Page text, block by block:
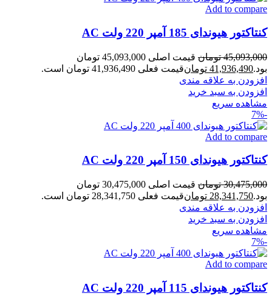
Add to compare
کنتاکتور هیوندای 185 آمپر 220 ولت AC
45,093,000 تومان
قیمت اصلی 45,093,000 تومان
بود.41,936,490 تومانقیمت فعلی 41,936,490 تومان است.
افزودن به علاقه مندی
افزودن به سبد خرید
مشاهده سریع
-7%
Add to compare
کنتاکتور هیوندای 150 آمپر 220 ولت AC
30,475,000 تومان
قیمت اصلی 30,475,000 تومان
بود.28,341,750 تومانقیمت فعلی 28,341,750 تومان است.
افزودن به علاقه مندی
افزودن به سبد خرید
مشاهده سریع
-7%
Add to compare
کنتاکتور هیوندای 115 آمپر 220 ولت AC